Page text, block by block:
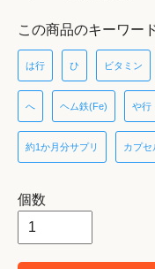
この商品のキーワー
は行 ひ ビタミン
へ ヘム鉄(Fe) や行
約1か月分サプリ カプセ
個数